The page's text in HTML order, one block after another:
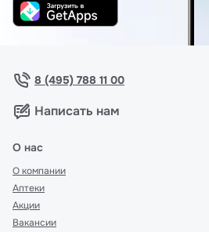
8 (495) 788 11 00
Написать нам
О нас
О компании
Аптеки
Акции
Вакансии